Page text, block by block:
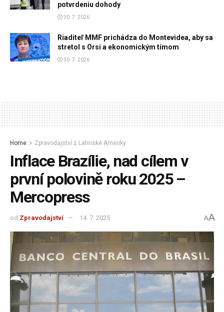
potvrdeniu dohody
30. 7. 2026
Riaditeľ MMF prichádza do Montevidea, aby sa
stretol s Orsi a ekonomickým tímom
30. 7. 2026
Home Zpravodajství z Latinské Ameriky
Inflace Brazílie, nad cílem v
první polovině roku 2025 –
Mercopress
od Zpravodajství 14. 7. 2025 AA